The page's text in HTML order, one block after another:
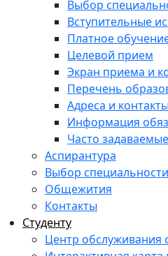
Выбор
Вступительные
Платное
Целевой прием
Экран приема и
Перечень
Адреса и контакты
Информация
Часто
Аспирантура
Выбор специальности
Общежития
Контакты
Студенту
Центр обслуживания